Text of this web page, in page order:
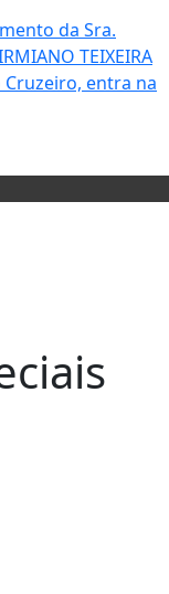
da Sra.
TEIXEIRA
Cruzeiro, entra na